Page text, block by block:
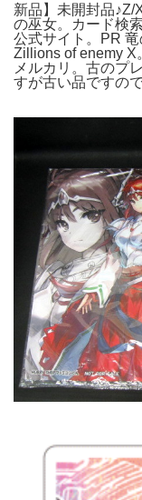
新品】未開封品
の巫女。カード検
公式サイト。PR
Zillions of enemy X
メルカリ。古のプ
すが古い品ですの